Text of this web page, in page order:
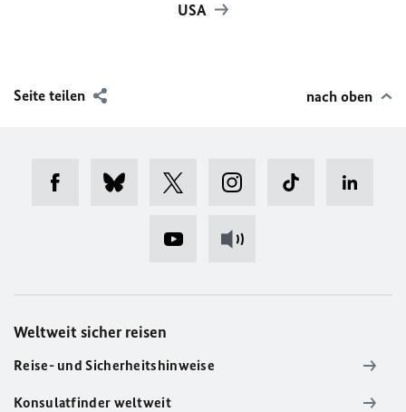
USA
Seite teilen nach oben
Weltweit sicher reisen
Reise- und Sicherheitshinweise
Konsulatfinder weltweit